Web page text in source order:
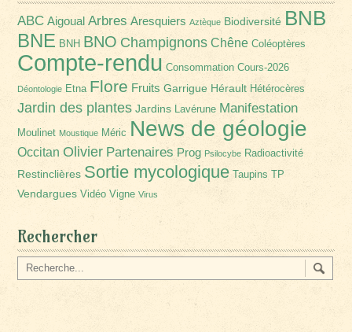
ABC Aigoual Arbres Aresquiers Aztèque Biodiversité BNB
BNE BNH BNO Champignons Chêne Coléoptères
Compte-rendu Consommation Cours-2026
Déontologie Etna Flore Fruits Garrigue Hérault Hétérocères
Jardin des plantes Jardins Lavérune Manifestation
Moulinet Moustique Méric News de géologie
Occitan Olivier Partenaires Prog Psilocybe Radioactivité
Restinclières Sortie mycologique Taupins TP
Vendargues Vidéo Vigne Virus
Rechercher